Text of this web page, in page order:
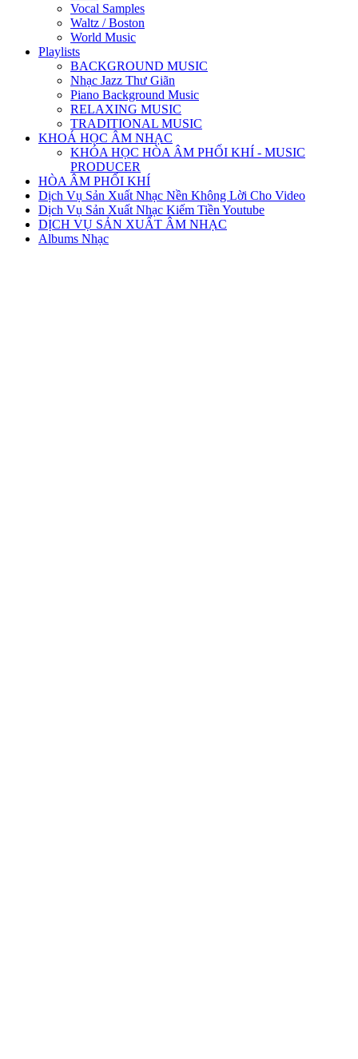
Vocal Samples
Waltz / Boston
World Music
Playlists
BACKGROUND MUSIC
Nhạc Jazz Thư Giãn
Piano Background Music
RELAXING MUSIC
TRADITIONAL MUSIC
KHOÁ HỌC ÂM NHẠC
KHÓA HỌC HÒA ÂM PHỐI KHÍ - MUSIC
PRODUCER
HÒA ÂM PHỐI KHÍ
Dịch Vụ Sản Xuất Nhạc Nền Không Lời Cho Video
Dịch Vụ Sản Xuất Nhạc Kiếm Tiền Youtube
DỊCH VỤ SẢN XUẤT ÂM NHẠC
Albums Nhạc